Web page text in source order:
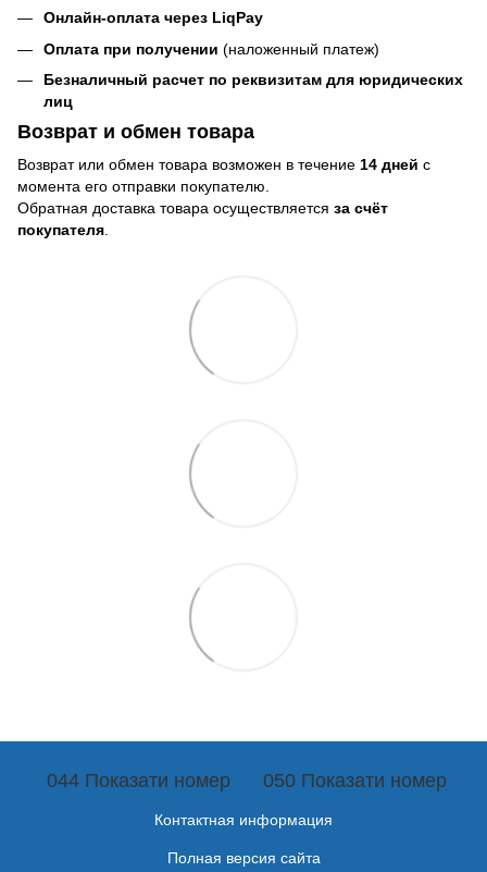
Онлайн-оплата через LiqPay
Оплата при получении (наложенный платеж)
Безналичный расчет по реквизитам для юридических
лиц
Возврат и обмен товара
Возврат или обмен товара возможен в течение 14 дней с
момента его отправки покупателю.
Обратная доставка товара осуществляется за счёт
покупателя
044 Показати номер 050 Показати номер
Контактная информация
Полная версия сайта